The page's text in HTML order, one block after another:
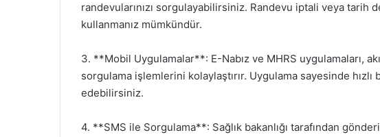
randevularınızı sorgulayabilirsiniz. Randevu iptali veya
kullanmanız mümkündür.
3. **Mobil Uygulamalar**: E-Nabız ve MHRS uygulamaları,
sorgulama işlemlerini kolaylaştırır. Uygulama sayesinde
edebilirsiniz.
4. **SMS ile Sorgulama**: Sağlık bakanlığı tarafından